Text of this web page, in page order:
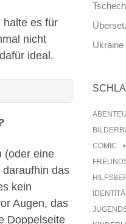
halte es für
nicht
ideal.
(oder eine
das
kein
Augen, das
Doppelseite
Ukraine
COMIC